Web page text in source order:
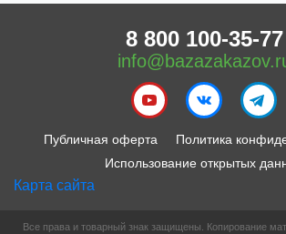
Публичная оферта
Политика
Использование открытых
Карта сайта
8 800 100-35-77
Все права и товарный знак защищены. Копирование